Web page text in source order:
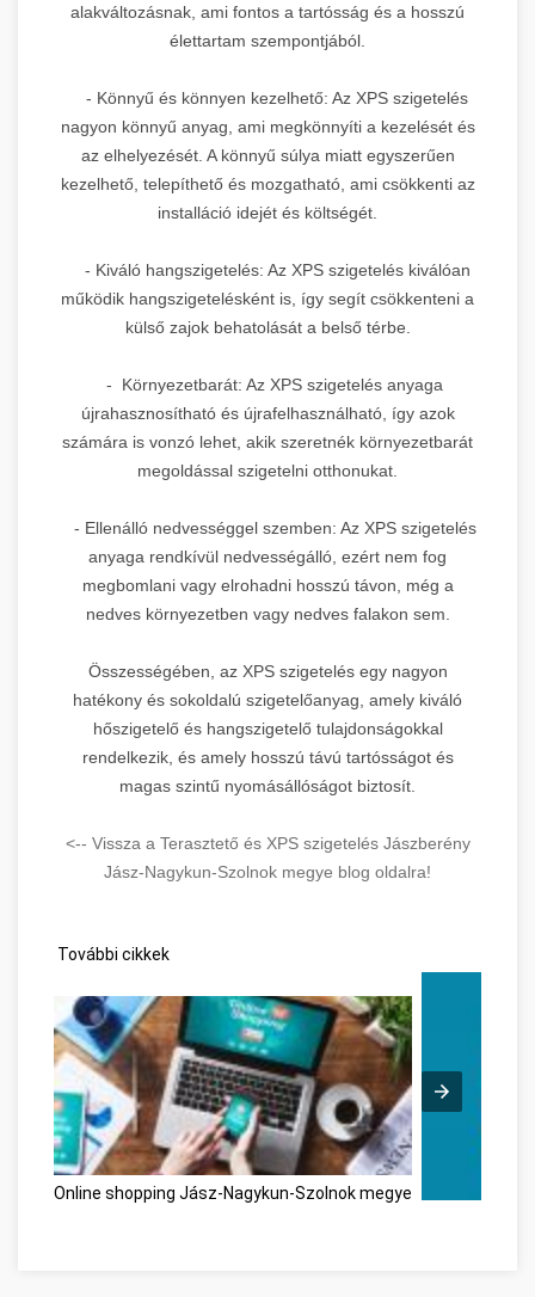
alakváltozásnak, ami fontos a tartósság és a hosszú
élettartam szempontjából.
- Könnyű és könnyen kezelhető: Az XPS szigetelés
nagyon könnyű anyag, ami megkönnyíti a kezelését és
az elhelyezését. A könnyű súlya miatt egyszerűen
kezelhető, telepíthető és mozgatható, ami csökkenti az
installáció idejét és költségét.
- Kiváló hangszigetelés: Az XPS szigetelés kiválóan
működik hangszigetelésként is, így segít csökkenteni a
külső zajok behatolását a belső térbe.
- Környezetbarát: Az XPS szigetelés anyaga
újrahasznosítható és újrafelhasználható, így azok
számára is vonzó lehet, akik szeretnék környezetbarát
megoldással szigetelni otthonukat.
- Ellenálló nedvességgel szemben: Az XPS szigetelés
anyaga rendkívül nedvességálló, ezért nem fog
megbomlani vagy elrohadni hosszú távon, még a
nedves környezetben vagy nedves falakon sem.
Összességében, az XPS szigetelés egy nagyon
hatékony és sokoldalú szigetelőanyag, amely kiváló
hőszigetelő és hangszigetelő tulajdonságokkal
rendelkezik, és amely hosszú távú tartósságot és
magas szintű nyomásállóságot biztosít.
<-- Vissza a Terasztető és XPS szigetelés Jászberény
Jász-Nagykun-Szolnok megye blog oldalra!
További cikkek
Online shopping Jász-Nagykun-Szolnok megye